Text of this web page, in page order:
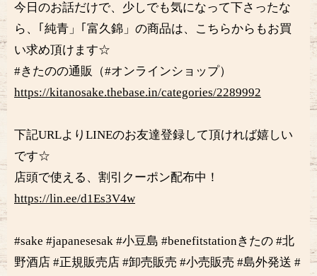
今日のお話だけで、少しでも気になって下さったな
ら、｢純青」｢富久錦」の商品は、こちらからもお買
い求め頂けます☆
#きたのの通販（#オンラインショップ）
https://kitanosake.thebase.in/categories/2289992
下記URLよりLINEのお友達登録して頂ければ嬉しい
です☆
店頭で使える、割引クーポン配布中！
https://lin.ee/d1Es3V4w
#sake #japanesesak #小豆島 #benefitstationきたの #北
野酒店 #正規販売店 #卸売販売 #小売販売 #島外発送 #